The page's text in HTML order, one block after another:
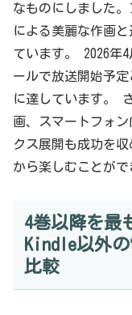
なものにしました
による美麗な作画
ています。 2026年
ールで放送開始予
に達しています。
画、スマートフォ
クス展開も成功を
から楽しむことがで
4巻以降を最
Kindle以外
比較